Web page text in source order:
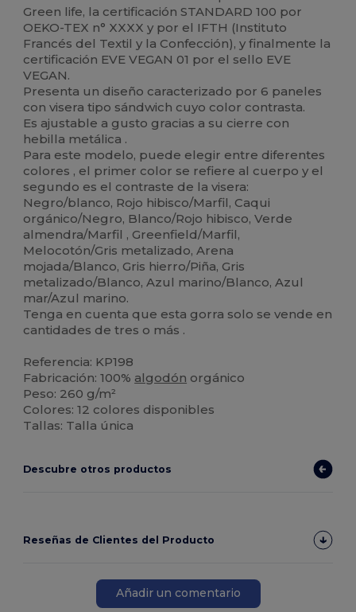
Green life, la certificación STANDARD 100 por
OEKO-TEX n° XXXX y por el IFTH (Instituto
Francés del Textil y la Confección), y finalmente la
certificación EVE VEGAN 01 por el sello EVE
VEGAN.
Presenta un diseño caracterizado por 6 paneles
con visera tipo sándwich cuyo color contrasta.
Es ajustable a gusto gracias a su cierre con
hebilla metálica .
Para este modelo, puede elegir entre diferentes
colores , el primer color se refiere al cuerpo y el
segundo es el contraste de la visera:
Negro/blanco, Rojo hibisco/Marfil, Caqui
orgánico/Negro, Blanco/Rojo hibisco, Verde
almendra/Marfil , Greenfield/Marfil,
Melocotón/Gris metalizado, Arena
mojada/Blanco, Gris hierro/Piña, Gris
metalizado/Blanco, Azul marino/Blanco, Azul
mar/Azul marino.
Tenga en cuenta que esta gorra solo se vende en
cantidades de tres o más .
Referencia: KP198
Fabricación: 100% algodón orgánico
Peso: 260 g/m²
Colores: 12 colores disponibles
Tallas: Talla única
Descubre otros productos
Reseñas de Clientes del Producto
Añadir un comentario